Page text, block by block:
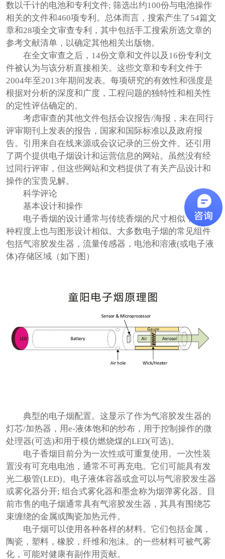
数以千计的电池和专利文件; 筛选出约100份与电池操作
相关的文件和460项专利。总体而言，搜索产生了54篇文
章和28项全文审查专利，其中包括手工搜索所选文章的
参考文献清单，以确定其他相关出版物。
在全文审查之后，14份文章和文件以及16份专利文
件被认为与该分析直接相关。这些文章和专利文件于
2004年至2013年期间发表。每项研究的有效性和强度是
根据对分析的深度和广度，工程问题的独特性和相关性
的定性评估确定的。
考虑审查的其他文件包括会议报告/海报，未在同行
评审期刊上发表的报告，国家和国际标准以及政府报
告。引用来自在线来源或会议记录的三份文件。还引用
了两个提供电子烟设计和运营信息的网站。虽然没有经
过同行评审，但这些网站和文档提供了有关产品设计和
操作的宝贵见解。
科学评论
基本设计和操作
电子香烟的设计通常与传统香烟的尺寸相似，在某
种程度上也与图形设计相似。大多数电子烟的常见组件
包括气溶胶发生器，流量传感器，电池和溶液(或电子液
体)存储区域（如下图）
典型的电子烟配置。这显示了作为气溶胶发生器的
灯芯/加热器，用e-液体饱和的纱布，用于控制操作的微
处理器(可选)和用于模仿燃烧煤的LED(可选)。
电子香烟目前分为一次性或可重复使用。一次性装
置没有可充电电池，通常不可再充电。它们可能具有发
光二极管(LED)。电子液体容器或盒可以与气溶胶发生器
或雾化器分开; 组合式雾化器和墨盒称为烟弹雾化器。目
前市售的电子烟通常具有气溶胶发生器，其具有围绕芯
束缠绕的金属或陶瓷加热元件。
电子烟可以使用各种各样的材料。它们包括金属，
陶瓷，塑料，橡胶，纤维和泡沫。的一些材料可被气雾
化，可能对健康有副作用贡献。